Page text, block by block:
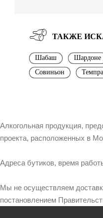
ТАКЖЕ
Шабаш Шардоне
Совиньон
Алкогольная продукция,
проекта, расположенных в
Адреса бутиков, время
Мы не осуществляем
постановлением